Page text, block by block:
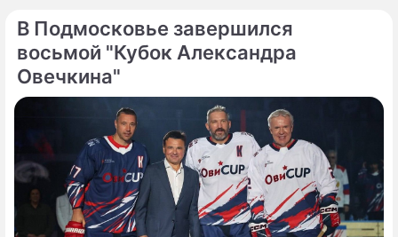
В Подмосковье завершился
восьмой "Кубок Александра
Овечкина"